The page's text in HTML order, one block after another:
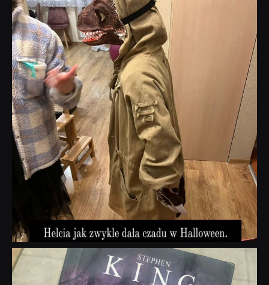
dobryhorror
Lis 1
dobryhorror
Wrz 23